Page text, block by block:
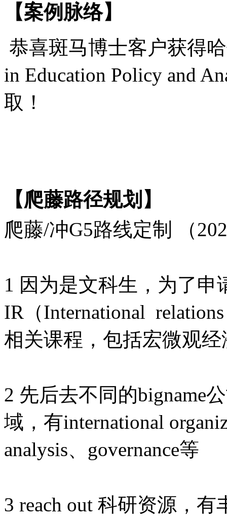
【案例脉络】
恭喜斑马博士客户获得
in Education Policy and
取！
【爬藤路径规划】
爬藤/冲G5路线定制 （
1 因为是文科生，为了申
IR（International
相关课程，包括宏微观
2 先后去不同的bigname
域，有international
analysis、governance等
3 reach out 科研资源，